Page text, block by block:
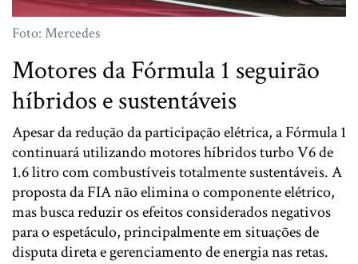
Foto: Mercedes
Motores da Fórmula 1 seguirão
híbridos e sustentáveis
Apesar da redução da participação elétrica, a Fórmula 1
continuará utilizando motores híbridos turbo V6 de
1.6 litro com combustíveis totalmente sustentáveis. A
proposta da FIA não elimina o componente elétrico,
mas busca reduzir os efeitos considerados negativos
para o espetáculo, principalmente em situações de
disputa direta e gerenciamento de energia nas retas.